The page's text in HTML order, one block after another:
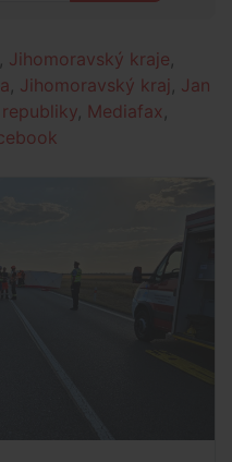
Jihomoravský kraje
Jihomoravský kraj Jan
Mediafax